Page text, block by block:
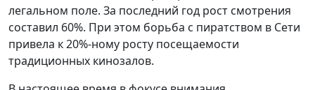
легальном поле. За последний год рост смотрения
составил 60%. При этом борьба с пиратством в Сети
привела к 20%-ному росту посещаемости
традиционных кинозалов.